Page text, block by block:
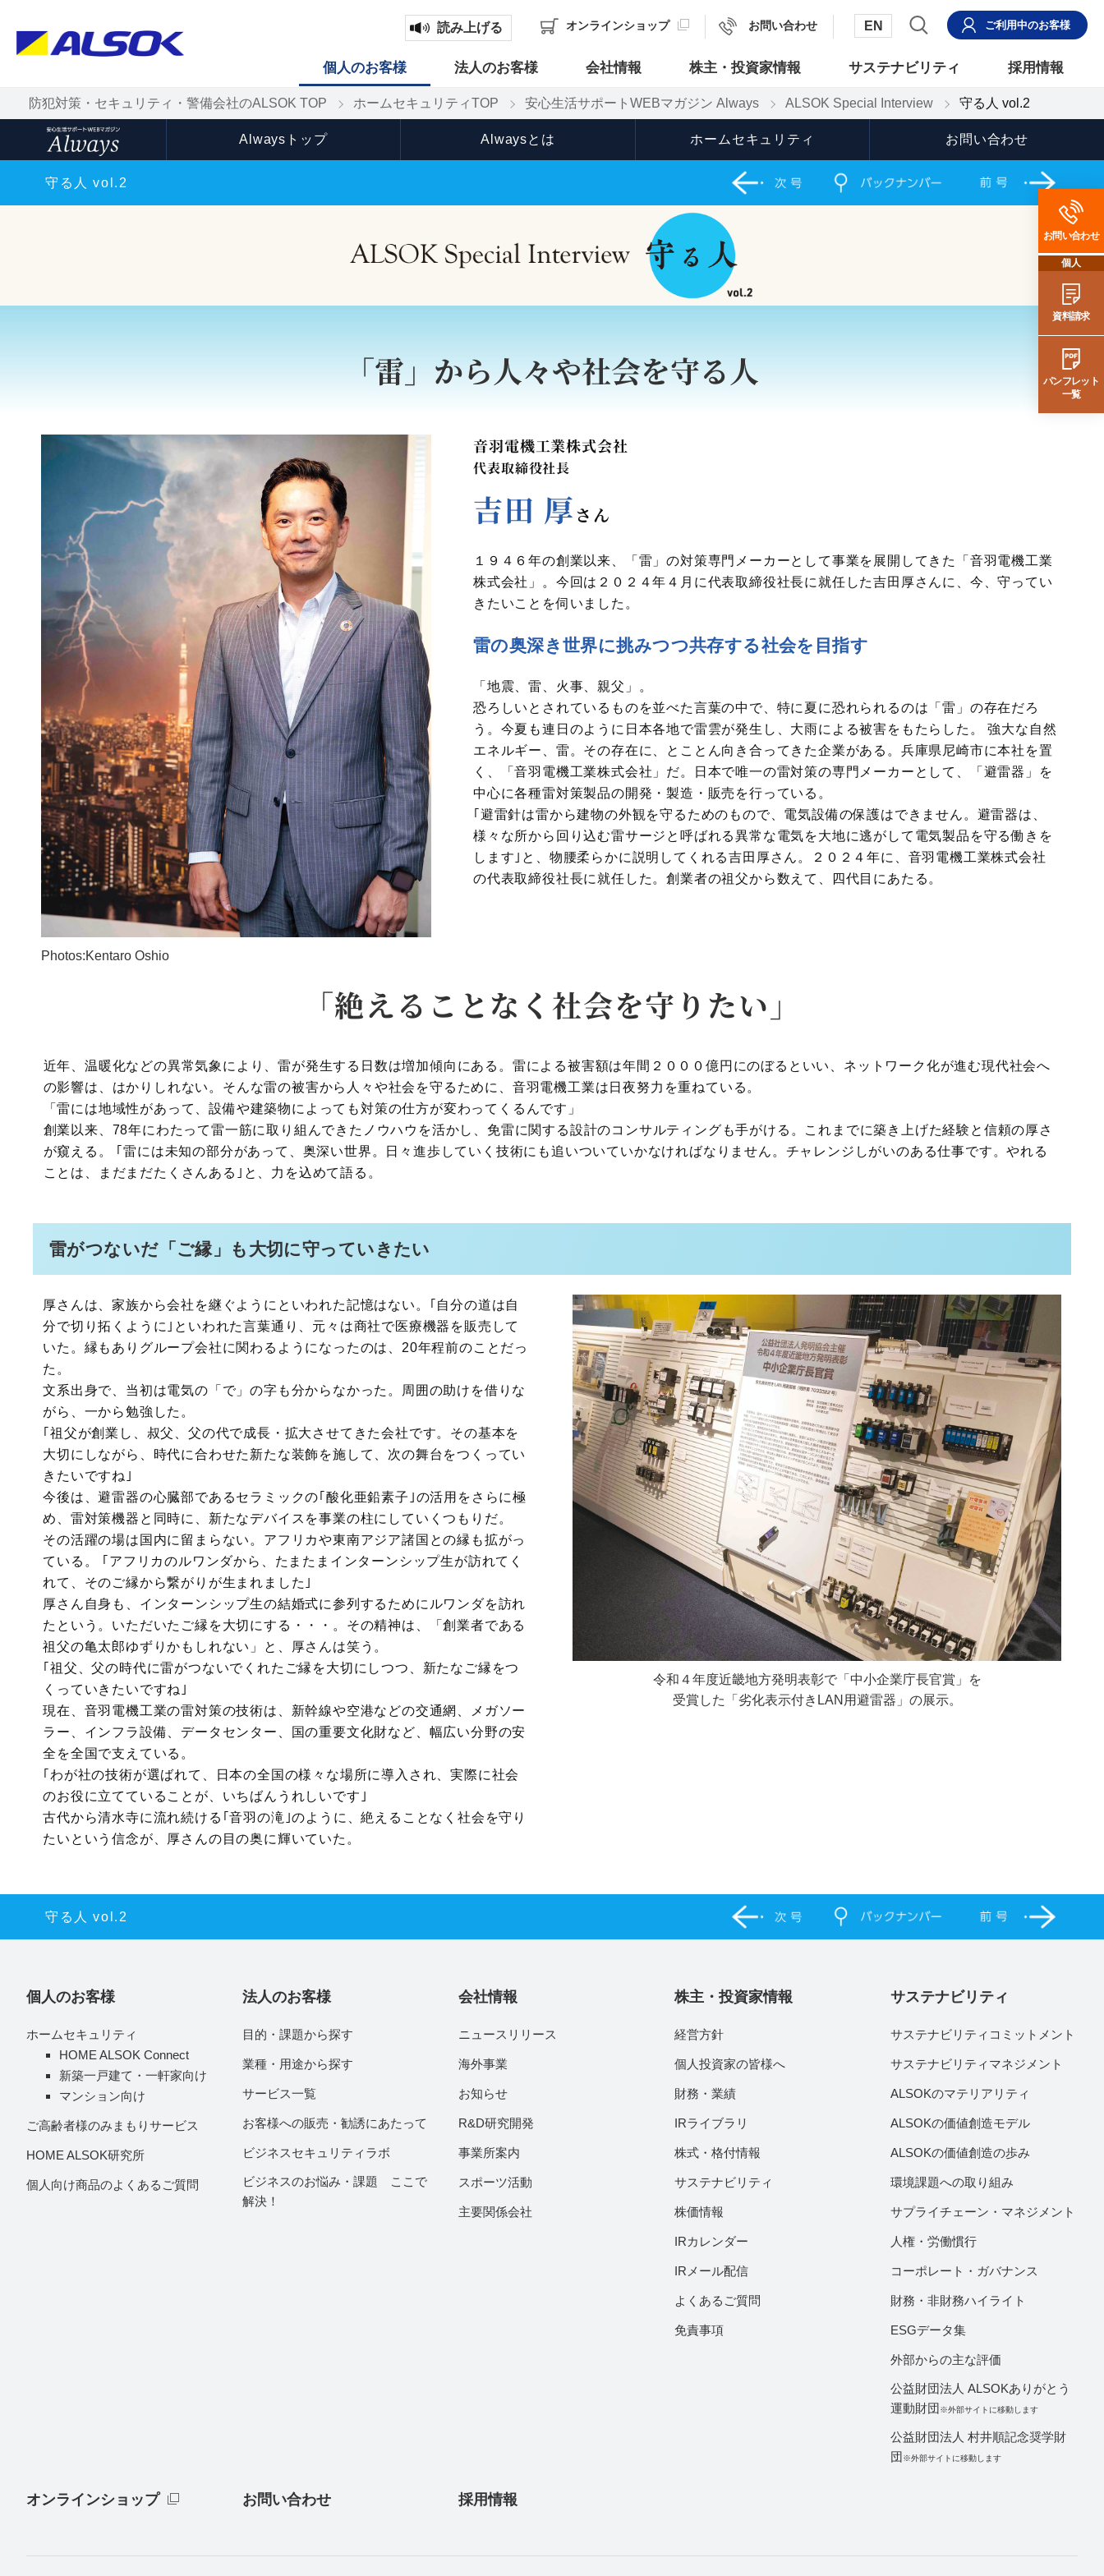
読み上げる オンラインショップ お問い合わせ EN ご利用中のお客様
個人のお客様 法人のお客様 会社情報 株主・投資家情報 サステナビリティ 採用情報
防犯対策・セキュリティ・警備会社のALSOK TOP ホームセキュリティTOP 安心生活サポートWEBマガジン Always ALSOK Special Interview 守る人 vol.2
Alwaysトップ Alwaysとは ホームセキュリティ お問い合わせ
守る人 vol.2
「雷」から人々や社会を守る人
Photos:Kentaro Oshio
音羽電機工業株式会社
代表取締役社長
吉田 厚さん
１９４６年の創業以来、「雷」の対策専門メーカーとして事業を展開してきた「音羽電機工業
株式会社」。今回は２０２４年４月に代表取締役社長に就任した吉田厚さんに、今、守ってい
きたいことを伺いました。
雷の奥深き世界に挑みつつ共存する社会を目指す
「地震、雷、火事、親父」。
恐ろしいとされているものを並べた言葉の中で、特に夏に恐れられるのは「雷」の存在だろ
う。今夏も連日のように日本各地で雷雲が発生し、大雨による被害をもたらした。 強大な自然
エネルギー、雷。その存在に、とことん向き合ってきた企業がある。兵庫県尼崎市に本社を置
く、「音羽電機工業株式会社」だ。日本で唯一の雷対策の専門メーカーとして、「避雷器」を
中心に各種雷対策製品の開発・製造・販売を行っている。
｢避雷針は雷から建物の外観を守るためのもので、電気設備の保護はできません。避雷器は、
様々な所から回り込む雷サージと呼ばれる異常な電気を大地に逃がして電気製品を守る働きを
します｣と、物腰柔らかに説明してくれる吉田厚さん。２０２４年に、音羽電機工業株式会社
の代表取締役社長に就任した。創業者の祖父から数えて、四代目にあたる。
「絶えることなく社会を守りたい」
近年、温暖化などの異常気象により、雷が発生する日数は増加傾向にある。雷による被害額は年間２０００億円にのぼるといい、ネットワーク化が進む現代社会へ
の影響は、はかりしれない。そんな雷の被害から人々や社会を守るために、音羽電機工業は日夜努力を重ねている。
「雷には地域性があって、設備や建築物によっても対策の仕方が変わってくるんです」
創業以来、78年にわたって雷一筋に取り組んできたノウハウを活かし、免雷に関する設計のコンサルティングも手がける。これまでに築き上げた経験と信頼の厚さ
が窺える。 ｢雷には未知の部分があって、奥深い世界。日々進歩していく技術にも追いついていかなければなりません。チャレンジしがいのある仕事です。やれる
ことは、まだまだたくさんある｣と、力を込めて語る。
雷がつないだ「ご縁」も大切に守っていきたい
厚さんは、家族から会社を継ぐようにといわれた記憶はない。｢自分の道は自
分で切り拓くように｣といわれた言葉通り、元々は商社で医療機器を販売して
いた。縁もありグループ会社に関わるようになったのは、20年程前のことだっ
た。
文系出身で、当初は電気の「で」の字も分からなかった。周囲の助けを借りな
がら、一から勉強した。
｢祖父が創業し、叔父、父の代で成長・拡大させてきた会社です。その基本を
大切にしながら、時代に合わせた新たな装飾を施して、次の舞台をつくってい
きたいですね｣
今後は、避雷器の心臓部であるセラミックの｢酸化亜鉛素子｣の活用をさらに極
め、雷対策機器と同時に、新たなデバイスを事業の柱にしていくつもりだ。
その活躍の場は国内に留まらない。アフリカや東南アジア諸国との縁も拡がっ
ている。 ｢アフリカのルワンダから、たまたまインターンシップ生が訪れてく
れて、そのご縁から繋がりが生まれました｣
厚さん自身も、インターンシップ生の結婚式に参列するためにルワンダを訪れ
たという。いただいたご縁を大切にする・・・。その精神は、「創業者である
祖父の亀太郎ゆずりかもしれない」と、厚さんは笑う。
｢祖父、父の時代に雷がつないでくれたご縁を大切にしつつ、新たなご縁をつ
くっていきたいですね｣
現在、音羽電機工業の雷対策の技術は、新幹線や空港などの交通網、メガソー
ラー、インフラ設備、データセンター、国の重要文化財など、幅広い分野の安
全を全国で支えている。
｢わが社の技術が選ばれて、日本の全国の様々な場所に導入され、実際に社会
のお役に立てていることが、いちばんうれしいです｣
古代から清水寺に流れ続ける｢音羽の滝｣のように、絶えることなく社会を守り
たいという信念が、厚さんの目の奥に輝いていた。
令和４年度近畿地方発明表彰で「中小企業庁長官賞」を
受賞した「劣化表示付きLAN用避雷器」の展示。
守る人 vol.2
お問い合わせ
個人
資料請求
パンフレット
一覧
個人のお客様
ホームセキュリティ
HOME ALSOK Connect
新築一戸建て・一軒家向け
マンション向け
ご高齢者様のみまもりサービス
HOME ALSOK研究所
個人向け商品のよくあるご質問
法人のお客様
目的・課題から探す
業種・用途から探す
サービス一覧
お客様への販売・勧誘にあたって
ビジネスセキュリティラボ
ビジネスのお悩み・課題 ここで
解決！
会社情報
ニュースリリース
海外事業
お知らせ
R&D研究開発
事業所案内
スポーツ活動
主要関係会社
株主・投資家情報
経営方針
個人投資家の皆様へ
財務・業績
IRライブラリ
株式・格付情報
サステナビリティ
株価情報
IRカレンダー
IRメール配信
よくあるご質問
免責事項
サステナビリティ
サステナビリティコミットメント
サステナビリティマネジメント
ALSOKのマテリアリティ
ALSOKの価値創造モデル
ALSOKの価値創造の歩み
環境課題への取り組み
サプライチェーン・マネジメント
人権・労働慣行
コーポレート・ガバナンス
財務・非財務ハイライト
ESGデータ集
外部からの主な評価
公益財団法人 ALSOKありがとう
運動財団※外部サイトに移動します
公益財団法人 村井順記念奨学財
団※外部サイトに移動します
オンラインショップ お問い合わせ 採用情報